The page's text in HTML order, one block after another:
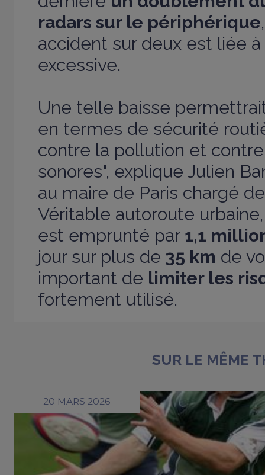
radars sur le périphérique
accident sur deux est liée
excessive.
Une telle baisse
en termes de sécurité
contre la pollution et
sonores", explique Julien
au maire de Paris chargé
Véritable autoroute
est emprunté par 1,1
jour sur plus de 35 km de
important de limiter les
fortement utilisé.
SUR LE MÊME
20 MARS 2026